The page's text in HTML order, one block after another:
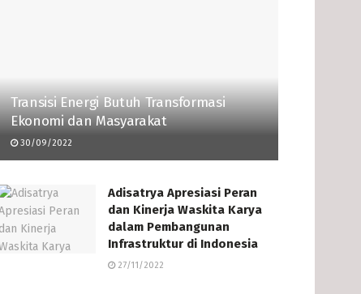
Transisi Energi Butuh Transformasi
Ekonomi dan Masyarakat
30/09/2022
Adisatrya Apresiasi Peran
dan Kinerja Waskita Karya
dalam Pembangunan
Infrastruktur di Indonesia
27/11/2022